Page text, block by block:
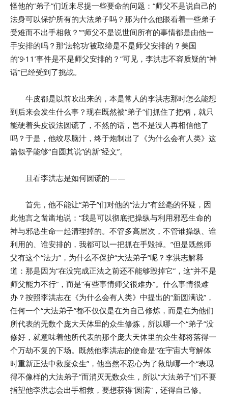
怪他的“弟子”们近来尽提一些要命的问题：“师父不是说自己的
法身可以保护所有的大法弟子吗？那为什么他眼看着一些弟子
受难而不出手相救？”“师父不是说世间所有的事情都是由他一
手安排的吗？那‘法轮功’被取缔是不是师父安排的？美国
的‘9·11’事件是不是师父安排的？”可见，李洪志不容质疑的“神
话”已经受到了挑战。
牛皮都是以前吹出来的，本是常人的李洪志那时怎么能想
到后来会发生什么事？现在既然被“弟子”们抓住了把柄，就只
能硬着头皮设法圆谎了，不然的话，岂不是没人再相信他了
吗？于是，他绞尽脑汁，终于炮制出了《为什么会有人类》这
篇似乎能够“自圆其说”的新“经文”。
且看李洪志是如何圆谎的——
首先，他不能让“弟子”们对他的“法力”有丝毫的怀疑，因
此他言之凿凿地说：“我是可以彻底把操纵与利用邪恶生命的
神与邪恶生命一起清理掉的。不管多高层次，不管谁操纵、谁
利用的、谁安排的，我都可以一把抓在手毁掉。”但是既然师
父有这个“法力”，为什么不保护“大法弟子”呢？李洪志解释
道：那是因为“在没完成正法之前还不能够毁掉它”，这“并不是
师父能力不行”，而是“有些事情师父很难办”。什么事情很难
办？按照李洪志在《为什么会有人类》中提出的“新圆满说”，
任何一个“大法弟子”都不仅仅是在为自己修炼，而是在为他们
所代表的无数个庞大天体里的众生修炼，所以哪一个“弟子”没
修好，就意味着他所代表的那个庞大天体里的众生都将落得一
个万劫不复的下场。既然他李洪志的使命是“在宇宙大穹解体
时重新正法中救度众生”，他当然不忍心为了救助哪一个“表现
得不像样的大法弟子”而消灭无数众生，所以“大法弟子”们不要
指望他李洪志会出手相救，要想获得“圆满”，还得自己修。